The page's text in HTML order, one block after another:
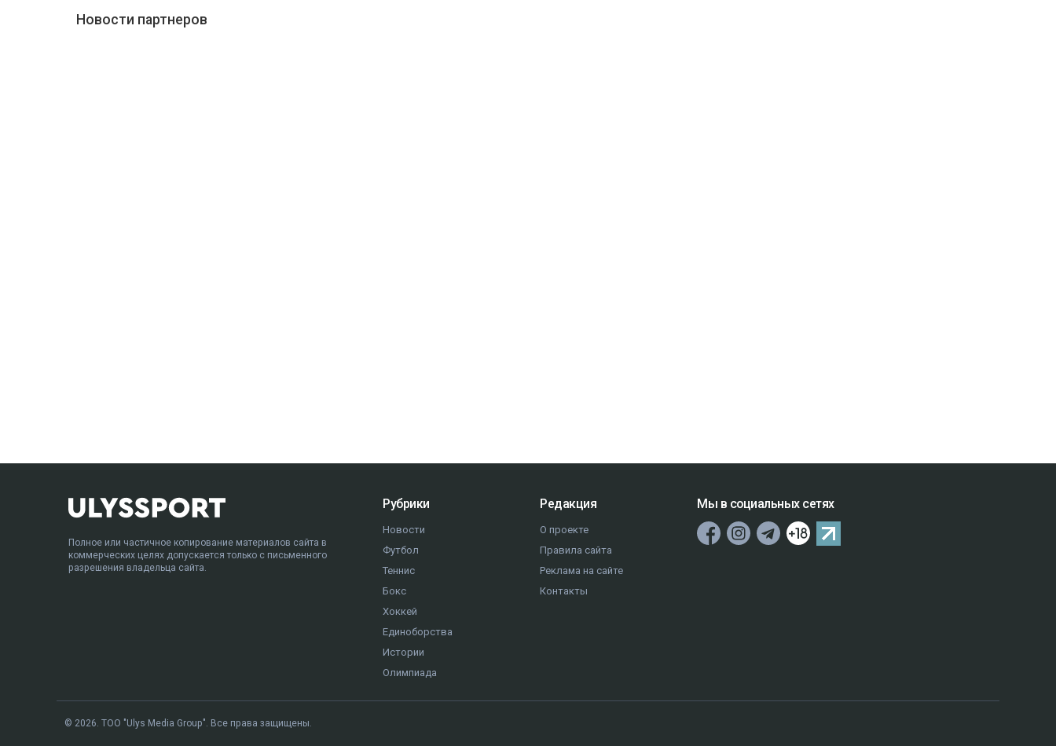
Новости партнеров
Полное или частичное копирование материалов сайта в
коммерческих целях допускается только с письменного
разрешения владельца сайта.
Рубрики
Новости
Футбол
Теннис
Бокс
Хоккей
Единоборства
Истории
Олимпиада
Редакция
О проекте
Правила сайта
Реклама на сайте
Контакты
Мы в социальных сетях
© 2026. ТОО "Ulys Media Group". Все права защищены.